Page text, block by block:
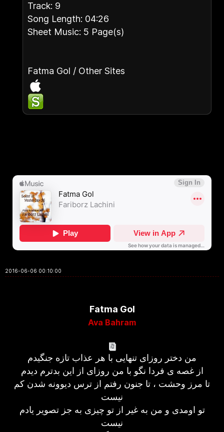
Track: 9
Song Length: 04:26
Sheet Music: 5 Page(s)
Fatma Gol / Other Sites
2016-06-06 00:10:00
Fatma Gol
Ava Bahram
من دختر روزای تنهایی با هر عذاب تازه جنگیدم
از غصه ی فردا نگو با من روزای از این بدترم دیدم
تا مرز وحشت ، تا جنون رفتم از ترس دیوونه شدن کم
نیست
تو اومدی و من به غیر از تو چیزی به جز تصویر یادم
نیست